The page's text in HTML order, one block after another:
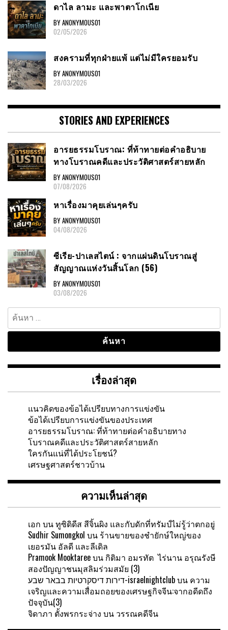
ดาไล ลามะ และพาตาโกเนีย
BY ANONYMOUS01
02/05/2026
สงครามที่ทุกฝ่ายแพ้ แต่ไม่มีใครยอมรับ
BY ANONYMOUS01
28/03/2026
STORIES AND EXPERIENCES
อารยธรรมโบราณ: ที่ท้าทายต่อคำอธิบาย
ทางโบราณคดีและประวัติศาสตร์สายหลัก
BY ANONYMOUS01
07/08/2026
หาเรื่องมาคุยเล่นๆครับ
BY ANONYMOUS01
04/08/2026
ซีเรีย-ปาเลสไตน์ : จากแผ่นดินโบราณสู่
สัญญาณแห่งวันสิ้นโลก (56)
BY ANONYMOUS01
03/08/2026
ค้นหา
สำหรับ:
เรื่องล่าสุด
แนวคิดของข้อได้เปรียบทางการแข่งขัน
ข้อได้เปรียบการแข่งขันของประเทศ
อารยธรรมโบราณ: ที่ท้าทายต่อคำอธิบายทาง
โบราณคดีและประวัติศาสตร์สายหลัก
ใครกันแน่ที่ได้ประโยชน์?
เศรษฐศาสตร์ชาวบ้าน
ความเห็นล่าสุด
เอก บนทูซิดิดีส สีจิ้นผิง และกับดักที่ทรัมป์ไม่รู้ว่าตกอยู่
Sudhir Sumongkol บน ร้านขายของชำยักษ์ใหญ่ของ
เยอรมัน อัลดี และลีเดิล
Pramook Mooktareeบน กิติมา อมรทัต ไร่นาน อรุณรังษี
สองปัญญาชนมุสลิมร่วมสมัย (3)
דירות דיסקרטיות בבאר שבע-israelnightclubบน ความ
เจริญและความเสื่อมถอยของเศรษฐกิจจีน:จากอดีดถึง
ปัจจุบัน(3)
จิดาภา ตั้งพรกระจ่าง บน วรรณคดีจีน